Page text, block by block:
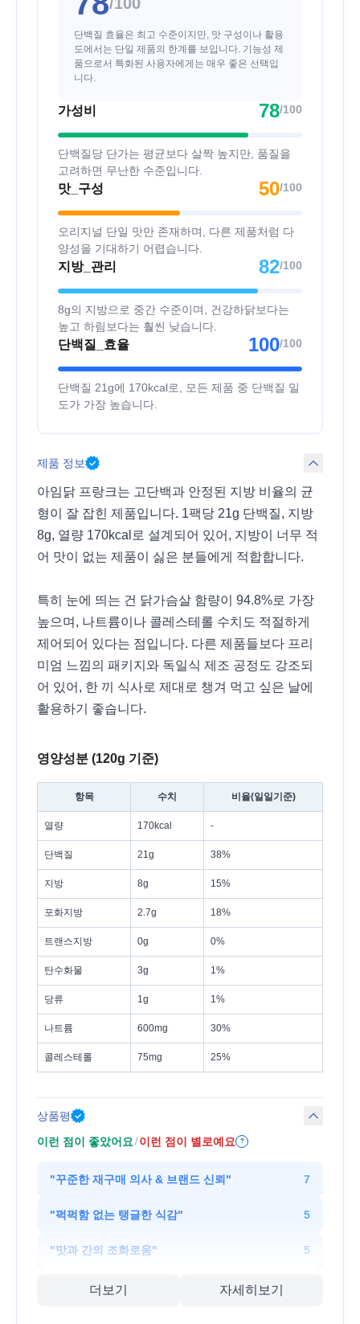
단백질 효율은 최고 수준이지만, 맛 구성이나 활용
도에서는 단일 제품의 한계를 보입니다. 기능성 제
품으로서 특화된 사용자에게는 매우 좋은 선택입
니다.
가성비 78/100
단백질당 단가는 평균보다 살짝 높지만, 품질을
고려하면 무난한 수준입니다.
맛_구성 50/100
오리지널 단일 맛만 존재하며, 다른 제품처럼 다
양성을 기대하기 어렵습니다.
지방_관리 82/100
8g의 지방으로 중간 수준이며, 건강하닭보다는
높고 하림보다는 훨씬 낮습니다.
단백질_효율 100/100
단백질 21g에 170kcal로, 모든 제품 중 단백질 밀
도가 가장 높습니다.
제품 정보
아임닭 프랑크는 고단백과 안정된 지방 비율의 균
형이 잘 잡힌 제품입니다. 1팩당 21g 단백질, 지방
8g, 열량 170kcal로 설계되어 있어, 지방이 너무 적
어 맛이 없는 제품이 싫은 분들에게 적합합니다.
특히 눈에 띄는 건 닭가슴살 함량이 94.8%로 가장
높으며, 나트륨이나 콜레스테롤 수치도 적절하게
제어되어 있다는 점입니다. 다른 제품들보다 프리
미엄 느낌의 패키지와 독일식 제조 공정도 강조되
어 있어, 한 끼 식사로 제대로 챙겨 먹고 싶은 날에
활용하기 좋습니다.
영양성분 (120g 기준)
항목 수치 비율(일일기준)
열량 170kcal -
단백질 21g 38%
지방 8g 15%
포화지방 2.7g 18%
트랜스지방 0g 0%
탄수화물 3g 1%
당류 1g 1%
나트륨 600mg 30%
콜레스테롤 75mg 25%
상품평
이런 점이 좋았어요 / 이런 점이 별로예요 ?
"꾸준한 재구매 의사 & 브랜드 신뢰 " 7
"퍽퍽함 없는 탱글한 식감" 5
"맛과 간의 조화로움" 5
더보기 자세히보기